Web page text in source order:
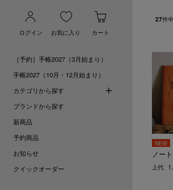
ログイン お気に入り カート
［予約］手帳2027（3月始まり）
手帳2027（10月・12月始まり）
カテゴリから探す
ブランドから探す
新商品
予約商品
お知らせ
クイックオーダー
27件
ノー
上代